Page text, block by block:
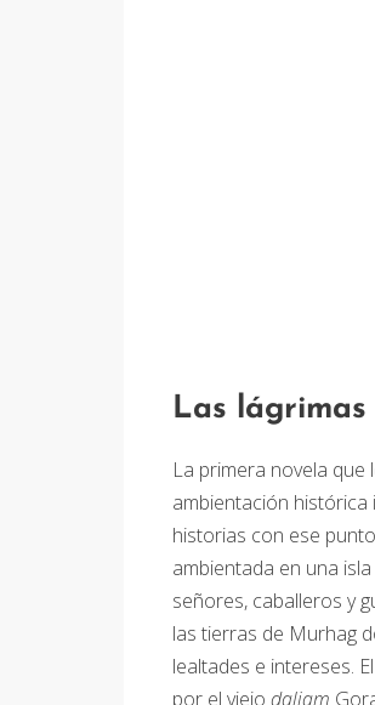
Las
La primera novela que
ambientación histórica
historias con ese
ambientada en una
señores, caballeros y
las tierras de Murhag
lealtades e intereses.
por el viejo daljam